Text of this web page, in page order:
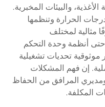
والبيئات المخبرية.
الحرارة وتنظمها
مثالية لمختلف
حتى أنظمة وحدة التحكم
موثوقية تحديات تشغيلية
إن فهم المشكلات
ومديري المرافق من الحفاظ
المكلفة.